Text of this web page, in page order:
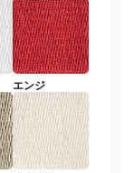
エンジ